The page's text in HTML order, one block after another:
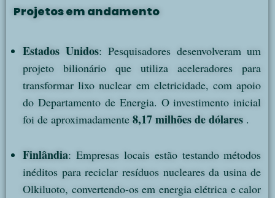
Projetos em andamento
Estados Unidos: Pesquisadores desenvolveram um
projeto bilionário que utiliza aceleradores para
transformar lixo nuclear em eletricidade, com apoio
do Departamento de Energia. O investimento inicial
foi de aproximadamente 8,17 milhões de dólares .
Finlândia: Empresas locais estão testando métodos
inéditos para reciclar resíduos nucleares da usina de
Olkiluoto, convertendo-os em energia elétrica e calor